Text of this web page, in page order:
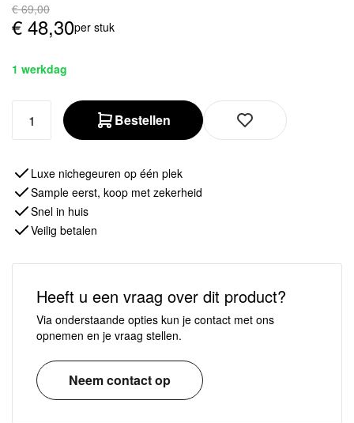
€ 69,00
€ 48,30per stuk
1 werkdag
Bestellen
Luxe nichegeuren op één plek
Sample eerst, koop met zekerheid
Snel in huis
Veilig betalen
Heeft u een vraag over dit product?
Via onderstaande opties kun je contact met ons
opnemen en je vraag stellen.
Neem contact op